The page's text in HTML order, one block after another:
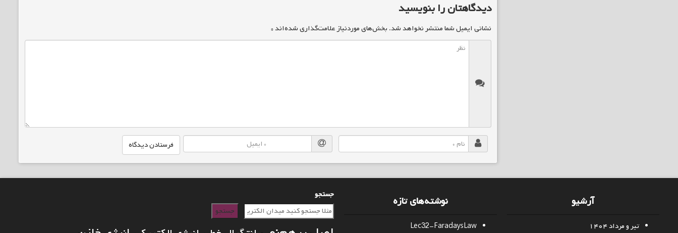
دیدگاهتان را بنویسید
نشانی ایمیل شما منتشر نخواهد شد. بخش‌های موردنیاز علامت‌گذاری شده‌اند*
آرشیو
تیر و مرداد ۱۴۰۴
نوشته‌های تازه
Lec32-FaradaysLaw
جستجو
جستجو